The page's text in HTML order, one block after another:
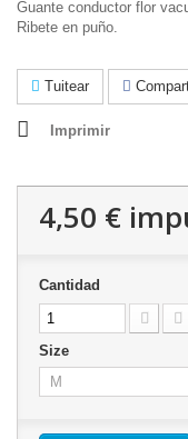
Guante conductor flor
Ribete en puño.
Tuitear
Imprimir
4,50 €
Cantidad
Size